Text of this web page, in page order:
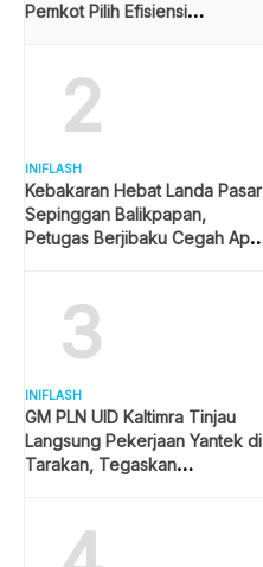
Pemkot Pilih Efisiensi
2
INIFLASH
Kebakaran Hebat Landa Pasar
Sepinggan Balikpapan,
Petugas Berjibaku Cegah Api
3
INIFLASH
GM PLN UID Kaltimra Tinjau
Langsung Pekerjaan Yantek di
Tarakan, Tegaskan